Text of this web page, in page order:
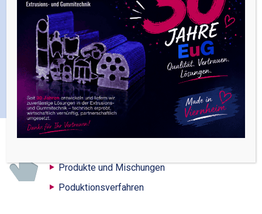
Produkte und Mischungen
Poduktionsverfahren